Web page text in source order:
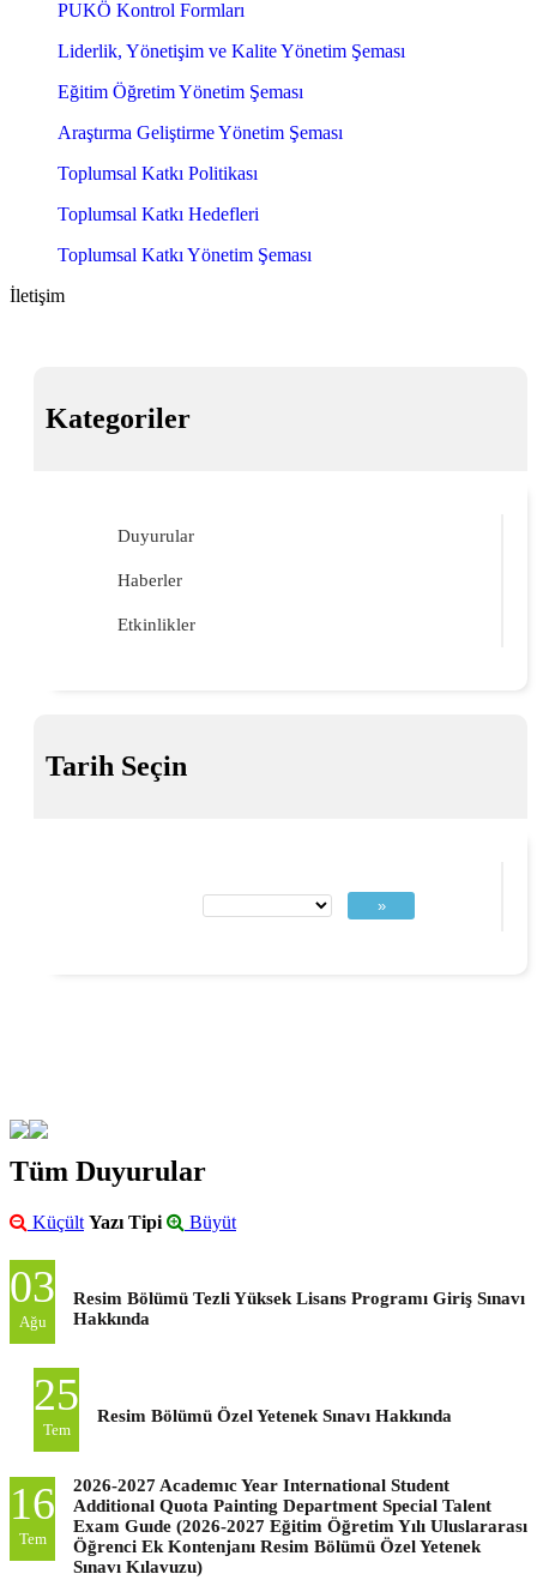
PUKÖ Kontrol Formları
Liderlik, Yönetişim ve Kalite Yönetim Şeması
Eğitim Öğretim Yönetim Şeması
Araştırma Geliştirme Yönetim Şeması
Toplumsal Katkı Politikası
Toplumsal Katkı Hedefleri
Toplumsal Katkı Yönetim Şeması
İletişim
Kategoriler
Duyurular
Haberler
Etkinlikler
Tarih Seçin
»
Tüm Duyurular
Küçült Yazı Tipi Büyüt
03
Ağu
Resim Bölümü Tezli Yüksek Lisans Programı Giriş Sınavı
Hakkında
25
Tem
Resim Bölümü Özel Yetenek Sınavı Hakkında
16
Tem
2026-2027 Academıc Year International Student
Additional Quota Painting Department Special Talent
Exam Guıde (2026-2027 Eğitim Öğretim Yılı Uluslararası
Öğrenci Ek Kontenjanı Resim Bölümü Özel Yetenek
Sınavı Kılavuzu)